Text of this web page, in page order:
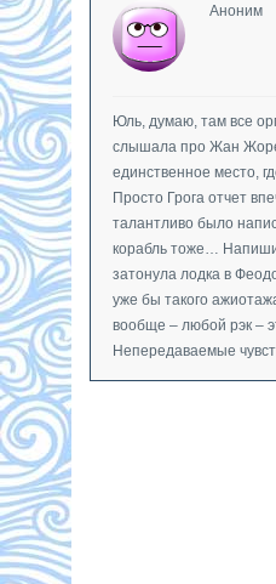
Аноним
Юль, думаю, там все
слышала про Жан
единственное место,
Просто Грога отчет
талантливо было
корабль тоже… Напиши
затонула лодка в
уже бы такого
вообще – любой рэк –
Непередаваемые